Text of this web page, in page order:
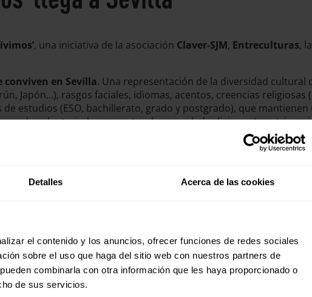
Detalles Acerca de las cookies
el contenido y los anuncios, ofrecer funciones de redes sociales
sobre el uso que haga del sitio web con nuestros partners de
combinarla con otra información que les haya proporcionado o
de sus servicios.
, una iniciativa de la asociación Claver-SJM, Entreculturas,
conviven en Sevilla. Una representación de la diversidad cultural
Japón…), rasgos faciales, idiomas, acentos, creencias religiosas
estudios (ESO, bachillerato, grado y postgrado), que
de voluntariado, proyectos, hermandad religiosa…),
de su ciudadanía. El acto de inauguración tendrá lugar en el
se exhibirá en el centro
del 20 de mayo al 4 de junio,
después del verano circulará por colegios de toda Andalucía.
relacionadas: